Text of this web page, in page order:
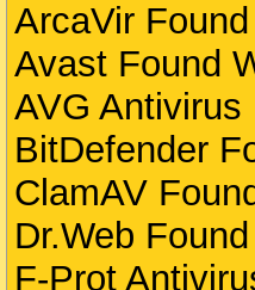
ArcaVir
Avast Found
AVG Antivirus
BitDefender
ClamAV
Dr.Web
F-Prot